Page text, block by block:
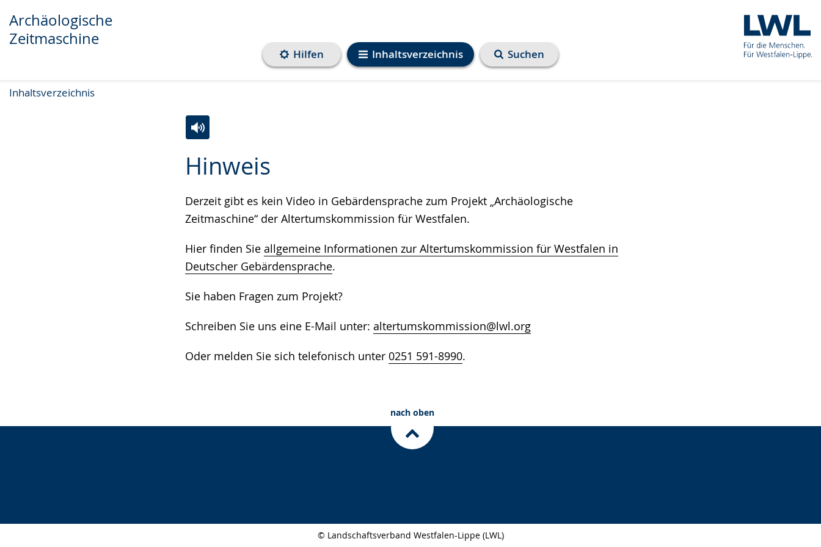
Transkript anzeigen
Abspielen
Pausieren
Archäologische
Zeitmaschine
Inhaltsverzeichnis
Hilfen Suchen
Inhaltsverzeichnis
Hinweis
Derzeit gibt es kein Video in Gebärdensprache zum Projekt „Archäologische
Zeitmaschine“ der Altertumskommission für Westfalen.
Hier finden Sie allgemeine Informationen zur Altertumskommission für Westfalen in
Deutscher Gebärdensprache.
Sie haben Fragen zum Projekt?
Schreiben Sie uns eine E-Mail unter: altertumskommission@lwl.org
Oder melden Sie sich telefonisch unter 0251 591-8990.
Leichten
wechseln.
Audio-
Video
Deutscher
Gebärdensprache
angezeigt.
nach oben
© Landschaftsverband Westfalen-Lippe (LWL)